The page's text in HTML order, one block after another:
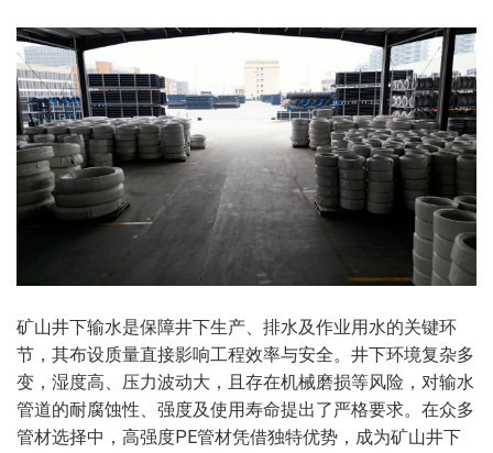
矿山井下输水是保障井下生产、排水及作业用水的关键环
节，其布设质量直接影响工程效率与安全。井下环境复杂多
变，湿度高、压力波动大，且存在机械磨损等风险，对输水
管道的耐腐蚀性、强度及使用寿命提出了严格要求。在众多
管材选择中，高强度PE管材凭借独特优势，成为矿山井下